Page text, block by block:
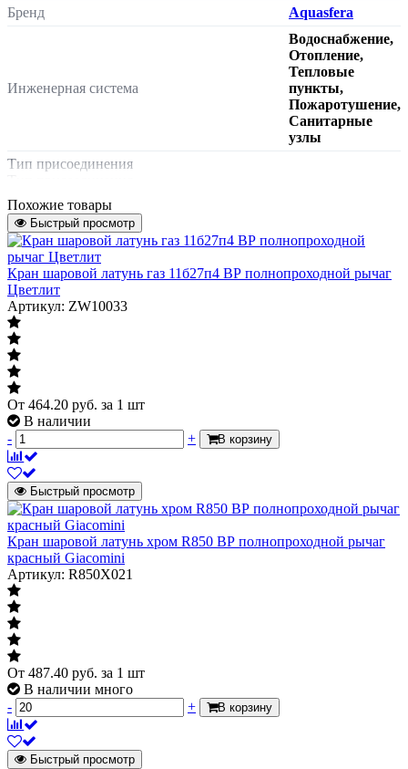
Бренд
Aquasfera
Инженерная система
Водоснабжение,
Отопление,
Тепловые
пункты,
Пожаротушение,
Санитарные
узлы
Тип присоединения
Характеризует тип присоединения к
трубопроводу или энергоустановке
Тип затвора
Тип затвора
Характеризует способ управления и тип
органа управления крана
Цвет ручки/бабочки
Тип прохода
Тип прохода
Характеризует отношение размера
отверстия шара к размеру
присоединяемого трубопровода
ГОСТ
ГОСТ 21345-
2005
Материал
Газ
Газ
Указывается для тех кранов которые
имеют разрешение на установку на
газопроводах
Модель
Модель
Указывает модель как в паспорте
Похожие товары
Быстрый просмотр
Кран шаровой латунь газ 11б27п4 ВР полнопроходной рычаг
Цветлит
Артикул: ZW10033
От 464.20 руб. за 1 шт
В наличии
-
+ В корзину
Быстрый просмотр
Кран шаровой латунь хром R850 ВР полнопроходной рычаг
красный Giacomini
Артикул: R850X021
От 487.40 руб. за 1 шт
В наличии много
-
+ В корзину
Быстрый просмотр